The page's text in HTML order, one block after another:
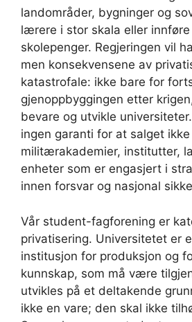
landområder, bygninger og
lærere i stor skala eller
skolepenger. Regjeringen vil
men konsekvensene av
katastrofale: ikke bare for
gjenoppbyggingen etter
bevare og utvikle
ingen garanti for at salget
militærakademier, institutter,
enheter som er engasjert i
innen forsvar og nasjonal
Vår student-fagforening er
privatisering. Universitetet er
institusjon for produksjon og
kunnskap, som må være
utvikles på et deltakende
ikke en vare; den skal ikke